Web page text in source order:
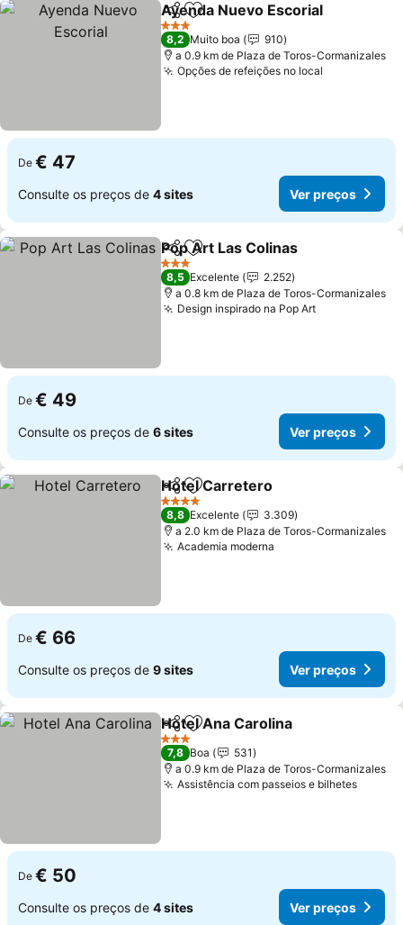
PartilharAdicionar aos favoritos
Ayenda Nuevo Escorial
3 Estrelas
8,2 Muito boa
910
a 0.9 km de Plaza de Toros-Cormanizales
Opções de refeições no local
De € 47
Consulte os preços de 4 sites Ver preços
PartilharAdicionar aos favoritos
Pop Art Las Colinas
3 Estrelas
8,5 Excelente
2.252
a 0.8 km de Plaza de Toros-Cormanizales
Design inspirado na Pop Art
De € 49
Consulte os preços de 6 sites Ver preços
PartilharAdicionar aos favoritos
Hotel Carretero
4 Estrelas
8,8 Excelente
3.309
a 2.0 km de Plaza de Toros-Cormanizales
Academia moderna
De € 66
Consulte os preços de 9 sites Ver preços
PartilharAdicionar aos favoritos
Hotel Ana Carolina
3 Estrelas
7,8 Boa
531
a 0.9 km de Plaza de Toros-Cormanizales
Assistência com passeios e bilhetes
De € 50
Consulte os preços de 4 sites Ver preços